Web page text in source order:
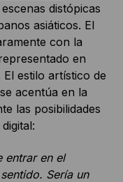
distópicas
asiáticos. El
con la
en
estilo artístico de
acentúa en la
las posibilidades
entrar en el
Sería un